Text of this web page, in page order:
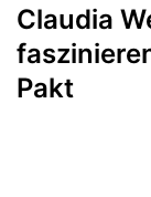
Claudia
Pakt